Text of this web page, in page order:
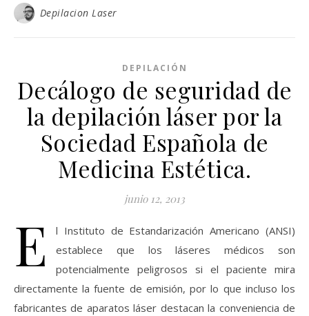
Depilacion Laser
DEPILACIÓN
Decálogo de seguridad de
la depilación láser por la
Sociedad Española de
Medicina Estética.
junio 12, 2013
E
l Instituto de Estandarización Americano (ANSI)
establece que los láseres médicos son
potencialmente peligrosos si el paciente mira
directamente la fuente de emisión, por lo que incluso los
fabricantes de aparatos láser destacan la conveniencia de